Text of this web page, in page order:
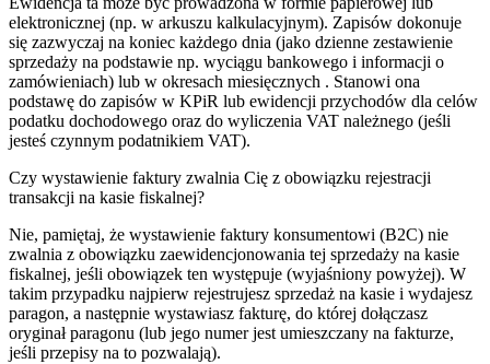
elektronicznej (np. w arkuszu kalkulacyjnym). Zapisów dokonuje
się zazwyczaj na koniec każdego dnia (jako dzienne zestawienie
sprzedaży na podstawie np. wyciągu bankowego i informacji o
zamówieniach) lub w okresach miesięcznych . Stanowi ona
podstawę do zapisów w KPiR lub ewidencji przychodów dla celów
podatku dochodowego oraz do wyliczenia VAT należnego (jeśli
jesteś czynnym podatnikiem VAT).
Czy wystawienie faktury zwalnia Cię z obowiązku rejestracji
transakcji na kasie fiskalnej?
Nie, pamiętaj, że wystawienie faktury konsumentowi (B2C) nie
zwalnia z obowiązku zaewidencjonowania tej sprzedaży na kasie
fiskalnej, jeśli obowiązek ten występuje (wyjaśniony powyżej). W
takim przypadku najpierw rejestrujesz sprzedaż na kasie i wydajesz
paragon, a następnie wystawiasz fakturę, do której dołączasz
oryginał paragonu (lub jego numer jest umieszczany na fakturze,
jeśli przepisy na to pozwalają).